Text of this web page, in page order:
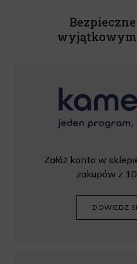
Załóż konto w
zakupów z
DOWIEDZ